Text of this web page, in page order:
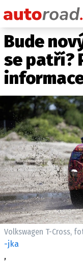
Bude
se patří?
Volkswagen T-Cross,
-jka
,